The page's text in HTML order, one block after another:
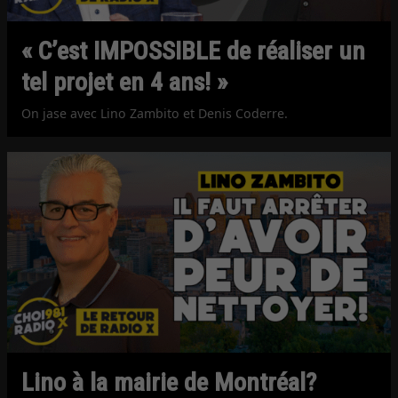
« C’est IMPOSSIBLE de réaliser un
tel projet en 4 ans! »
On jase avec Lino Zambito et Denis Coderre.
Lino à la mairie de Montréal?